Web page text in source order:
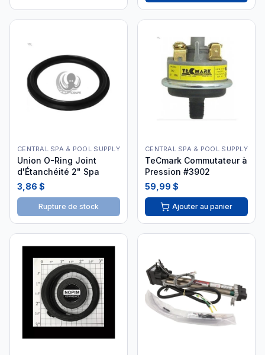
CENTRAL SPA & POOL SUPPLY
Union O-Ring Joint
d'Étanchéité 2" Spa
3,86 $
Rupture de stock
CENTRAL SPA & POOL SUPPLY
TeCmark Commutateur à
Pression #3902
59,99 $
Ajouter au panier